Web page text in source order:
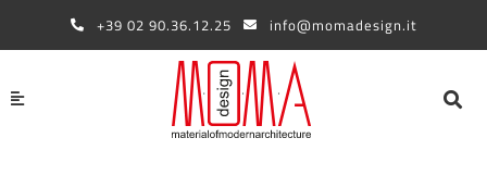
+39 02 90.36.12.25 info@momadesign.it